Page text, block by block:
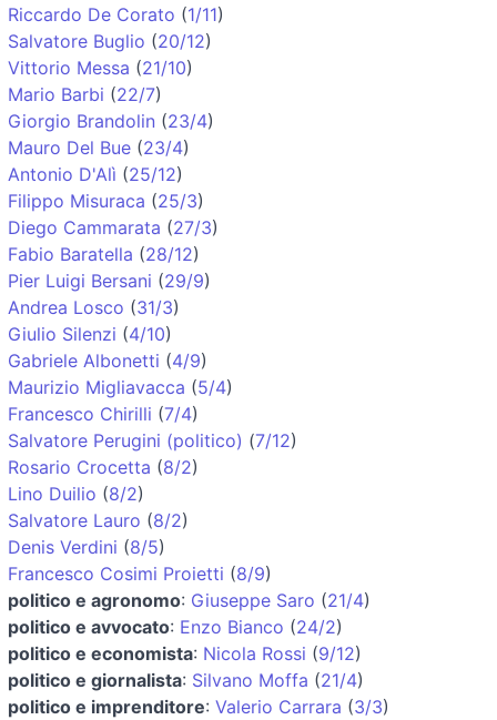
Riccardo De Corato (1/11)
Salvatore Buglio (20/12)
Vittorio Messa (21/10)
Mario Barbi (22/7)
Giorgio Brandolin (23/4)
Mauro Del Bue (23/4)
Antonio D'Alì (25/12)
Filippo Misuraca (25/3)
Diego Cammarata (27/3)
Fabio Baratella (28/12)
Pier Luigi Bersani (29/9)
Andrea Losco (31/3)
Giulio Silenzi (4/10)
Gabriele Albonetti (4/9)
Maurizio Migliavacca (5/4)
Francesco Chirilli (7/4)
Salvatore Perugini (politico) (7/12)
Rosario Crocetta (8/2)
Lino Duilio (8/2)
Salvatore Lauro (8/2)
Denis Verdini (8/5)
Francesco Cosimi Proietti (8/9)
politico e agronomo: Giuseppe Saro (21/4)
politico e avvocato: Enzo Bianco (24/2)
politico e economista: Nicola Rossi (9/12)
politico e giornalista: Silvano Moffa (21/4)
politico e imprenditore: Valerio Carrara (3/3)